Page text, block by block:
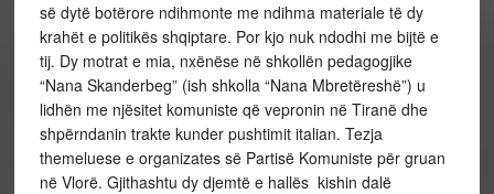
së dytë botërore ndihmonte me ndihma materiale të dy
krahët e politikës shqiptare. Por kjo nuk ndodhi me bijtë e
tij. Dy motrat e mia, nxënëse në shkollën pedagogjike
“Nana Skanderbeg” (ish shkolla “Nana Mbretëreshë”) u
lidhën me njësitet komuniste që vepronin në Tiranë dhe
shpërndanin trakte kunder pushtimit italian. Tezja
themeluese e organizates së Partisë Komuniste për gruan
në Vlorë. Gjithashtu dy djemtë e hallës kishin dalë